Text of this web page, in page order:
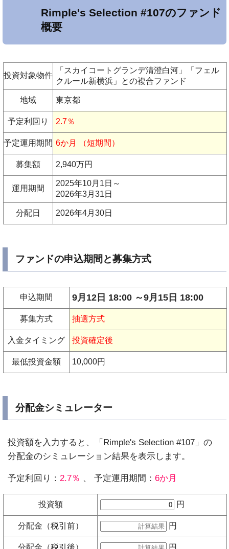
Rimple's Selection #107のファンド
概要
投資対象物件
「スカイコートグランデ清澄白河」「フェル
クルール新横浜」との複合ファンド
地域 東京都
予定利回り 2.7％
予定運用期間 6か月 （短期間）
募集額 2,940万円
運用期間
2025年10月1日～
2026年3月31日
分配日 2026年4月30日
ファンドの申込期間と募集方式
申込期間 9月12日 18:00 ～9月15日 18:00
募集方式 抽選方式
入金タイミング 投資確定後
最低投資金額 10,000円
分配金シミュレーター
投資額を入力すると、「Rimple's Selection #107」の
分配金のシミュレーション結果を表示します。
予定利回り： 2.7％ 、 予定運用期間： 6か月
投資額 円
分配金（税引前） 円
分配金（税引後） 円